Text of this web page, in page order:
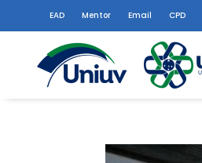
EAD Mentor Email CPD